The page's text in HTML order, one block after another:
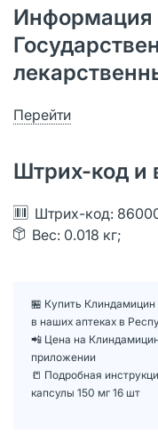
Информация
Перейти
Штрих-код и
Штрих-код:
Вес: 0.018 кг;
🏪 Купить
в наших аптеках в
📲 Цена на
приложении
📒 Подробная
капсулы 150 мг 16 шт